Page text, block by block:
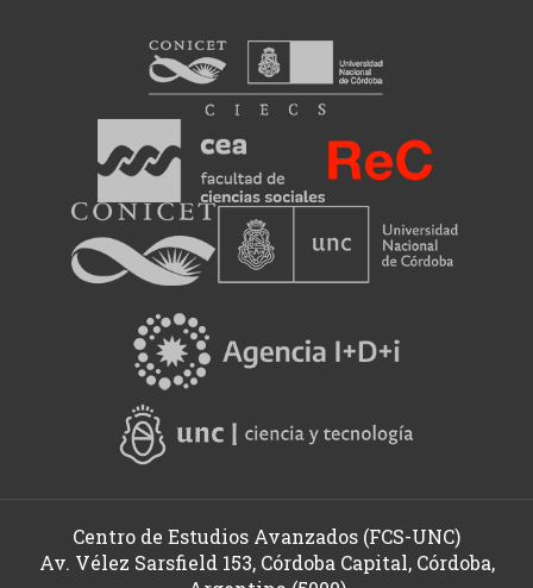
Centro de Estudios Avanzados (FCS-UNC)
Av. Vélez Sarsfield 153, Córdoba Capital, Córdoba,